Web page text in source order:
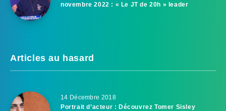
novembre 2022 : « Le JT de 20h » leader
Articles au hasard
14 Décembre 2018
Portrait d’acteur : Découvrez Tomer Sisley